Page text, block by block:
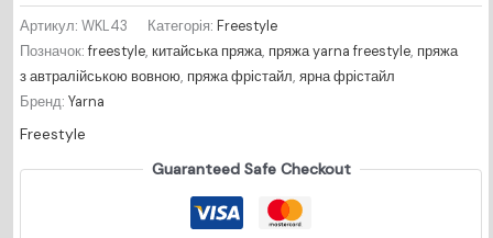
WKL43
троянда
кількість
Артикул: WKL43 Категорія: Freestyle
Позначок: freestyle, китайська пряжа, пряжа yarna freestyle, пряжа
з автралійською вовною, пряжа фрістайл, ярна фрістайл
Бренд: Yarna
Freestyle
Guaranteed Safe Checkout